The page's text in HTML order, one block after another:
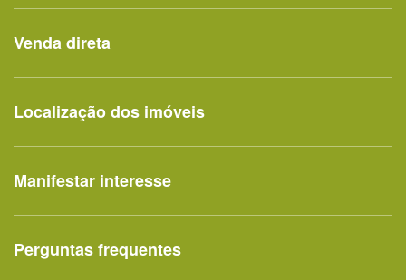
Venda direta
Localização dos imóveis
Manifestar interesse
Perguntas frequentes